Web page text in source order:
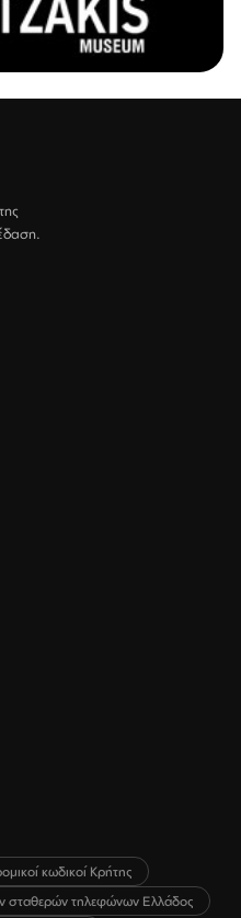
κωδικοί Κρήτης
σταθερών τηλεφώνων Ελλάδος